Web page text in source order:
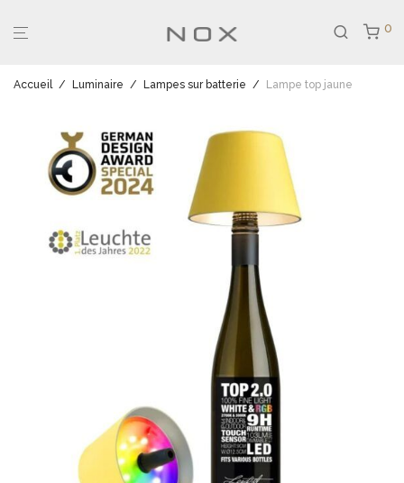
0
Accueil / Luminaire / Lampes sur batterie / Lampe top jaune